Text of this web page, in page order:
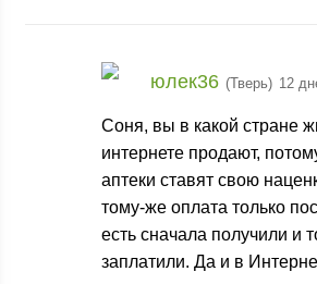
юлек36 (Тверь) 12
Соня, вы в какой стране
интернете продают,
аптеки ставят свою
тому-же оплата только
есть сначала получили и
заплатили. Да и в